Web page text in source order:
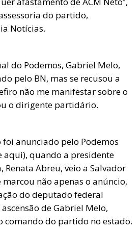
do partido,
Notícias.
do Podemos, Gabriel Melo,
pelo BN, mas se recusou a
não me manifestar sobre o
o dirigente partidário.
foi anunciado pelo Podemos
aqui), quando a presidente
Renata Abreu, veio a Salvador
não apenas o anúncio,
do deputado federal
de Gabriel Melo,
comando do partido no estado.